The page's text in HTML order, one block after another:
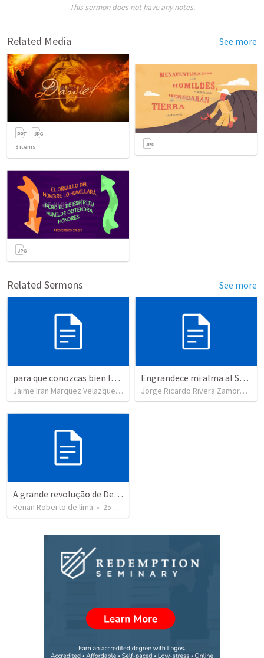
This sermon does not have any notes.
Related Media See more
3 items
Related Sermons See more
para que conozcas bien la verdad de las cosas en las cuales has sido instruido.
Jaime Iran Marquez Velazquez• views
Engrandece mi alma al Señor
Jorge Ricardo Rivera Zamora•
A grande revolução de Deus Lucas 1.46-56
Renan Roberto de lima • 25 views